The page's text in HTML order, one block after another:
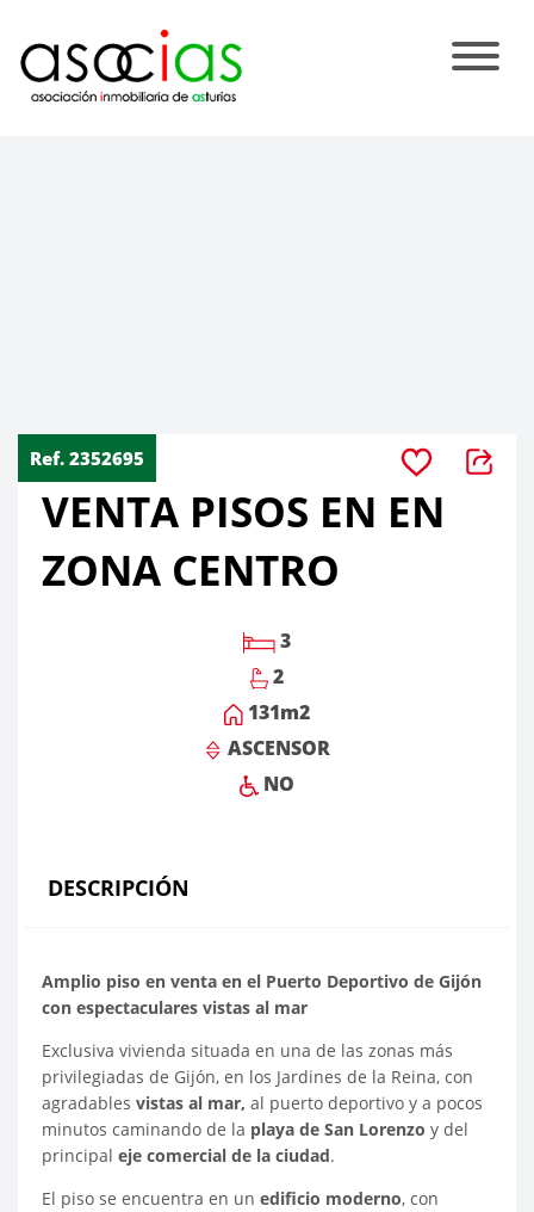
Ref. 2352695
VENTA PISOS EN EN
ZONA CENTRO
3
2
131m2
ASCENSOR
NO
DESCRIPCIÓN
Amplio piso en venta en el Puerto Deportivo de Gijón
con espectaculares vistas al mar
Exclusiva vivienda situada en una de las zonas más
privilegiadas de Gijón, en los Jardines de la Reina, con
agradables vistas al mar, al puerto deportivo y a pocos
minutos caminando de la playa de San Lorenzo y del
principal eje comercial de la ciudad.
El piso se encuentra en un edificio moderno, con